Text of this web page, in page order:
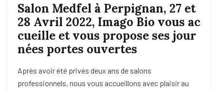
Salon Medfel à Perpignan, 27 et
28 Avril 2022, Imago Bio vous ac
cueille et vous propose ses jour
nées portes ouvertes
Après avoir été privés deux ans de salons
professionnels, nous vous accueillons avec plaisir au